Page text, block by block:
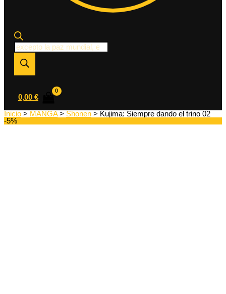
Búsqueda
de
productos
0,00 €
Inicio > MANGA> Shonen > Kujima: Siempre dando el trino 02
-5%